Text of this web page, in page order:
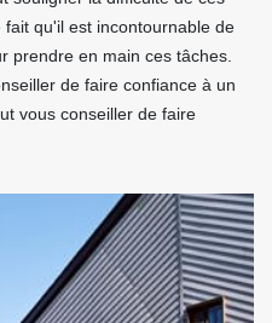
qu'il est incontournable de
prendre en main ces tâches.
de faire confiance à un
vous conseiller de faire